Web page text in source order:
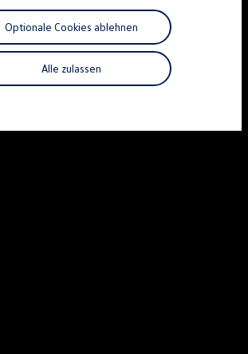
und Flüssigkeiten
und Reifen
und Unfallhilfe
Service
Teile
Alle zulassen
Optionale Cookies ablehnen